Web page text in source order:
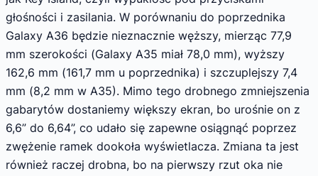
głośności i zasilania. W porównaniu do poprzednika
Galaxy A36 będzie nieznacznie węższy, mierząc 77,9
mm szerokości (Galaxy A35 miał 78,0 mm), wyższy
162,6 mm (161,7 mm u poprzednika) i szczuplejszy 7,4
mm (8,2 mm w A35). Mimo tego drobnego zmniejszenia
gabarytów dostaniemy większy ekran, bo urośnie on z
6,6” do 6,64”, co udało się zapewne osiągnąć poprzez
zwężenie ramek dookoła wyświetlacza. Zmiana ta jest
również raczej drobna, bo na pierwszy rzut oka nie